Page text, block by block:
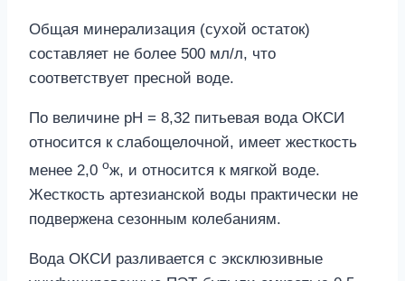
Общая минерализация (сухой остаток)
составляет не более 500 мл/л, что
соответствует пресной воде.
По величине pH = 8,32 питьевая вода ОКСИ
относится к слабощелочной, имеет жесткость
менее 2,0 oж, и относится к мягкой воде.
Жесткость артезианской воды практически не
подвержена сезонным колебаниям.
Вода ОКСИ разливается с эксклюзивные